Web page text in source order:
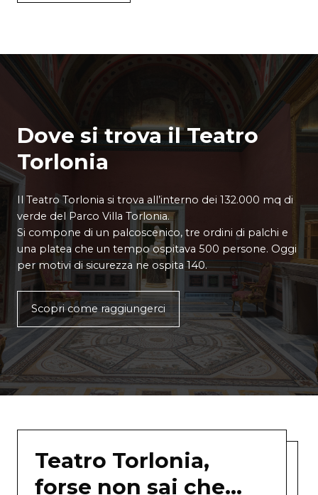
Dove si trova il Teatro
Torlonia
Il Teatro Torlonia si trova all’interno dei 132.000 mq di
verde del Parco Villa Torlonia.
Si compone di un palcoscenico, tre ordini di palchi e
una platea che un tempo ospitava 500 persone. Oggi
per motivi di sicurezza ne ospita 140.
Scopri come raggiungerci
Teatro Torlonia,
forse non sai che…